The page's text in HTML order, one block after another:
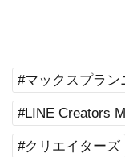
#マックスプラン
#LINE Creators
#クリエイターズ